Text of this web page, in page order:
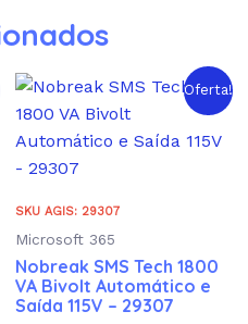
Oferta!
SKU AGIS: 29307
Microsoft 365
Nobreak SMS Tech 1800
VA Bivolt Automático e
Saída 115V – 29307